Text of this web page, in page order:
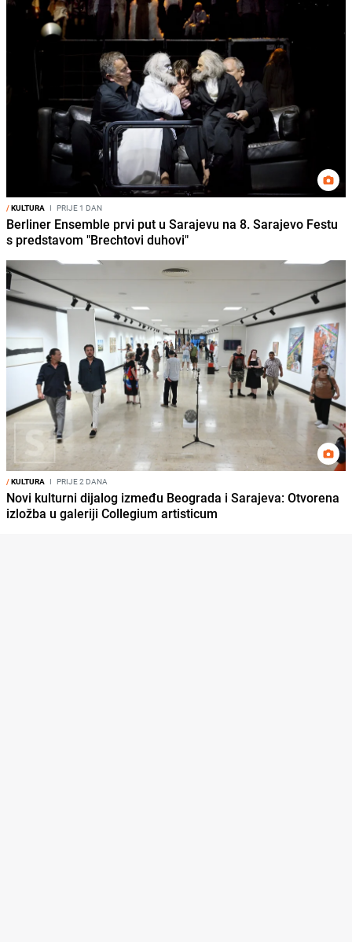
/KULTURA I PRIJE 1 DAN
Berliner Ensemble prvi put u Sarajevu na 8. Sarajevo Festu
s predstavom "Brechtovi duhovi"
/KULTURA I PRIJE 2 DANA
Novi kulturni dijalog između Beograda i Sarajeva: Otvorena
izložba u galeriji Collegium artisticum